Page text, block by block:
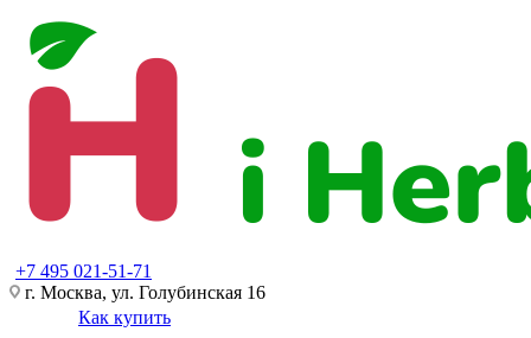
+7 495 021-51-71
г. Москва, ул. Голубинская 16
Как купить